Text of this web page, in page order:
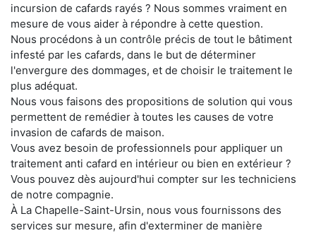
incursion de cafards rayés ? Nous sommes vraiment en
mesure de vous aider à répondre à cette question.
Nous procédons à un contrôle précis de tout le bâtiment
infesté par les cafards, dans le but de déterminer
l'envergure des dommages, et de choisir le traitement le
plus adéquat.
Nous vous faisons des propositions de solution qui vous
permettent de remédier à toutes les causes de votre
invasion de cafards de maison.
Vous avez besoin de professionnels pour appliquer un
traitement anti cafard en intérieur ou bien en extérieur ?
Vous pouvez dès aujourd'hui compter sur les techniciens
de notre compagnie.
À La Chapelle-Saint-Ursin, nous vous fournissons des
services sur mesure, afin d'exterminer de manière